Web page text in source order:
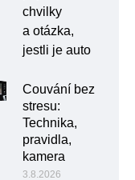
chvilky
a otázka,
jestli je auto
Couvání bez
stresu:
Technika,
pravidla,
kamera
3.8.2026